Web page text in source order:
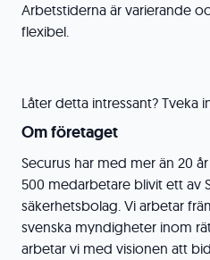
Arbetstiderna är varierande
flexibel.
Låter detta intressant? Tveka
Om företaget
Securus har med mer än 20
500 medarbetare blivit ett av
säkerhetsbolag. Vi arbetar
svenska myndigheter inom
arbetar vi med visionen att